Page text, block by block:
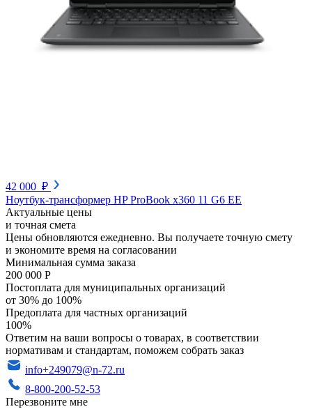
42 000 ₽
Ноутбук-трансформер HP ProBook x360 11 G6 EE
Актуальные цены
и точная смета
Цены обновляются ежедневно. Вы получаете точную смету
и экономите время на согласовании
Минимальная сумма заказа
200 000 Р
Постоплата для муниципальных организаций
от 30% до 100%
Предоплата для частных организаций
100%
Ответим на ваши вопросы о товарах, в соответствии
нормативам и стандартам, поможем собрать заказ
info+249079@n-72.ru
8-800-200-52-53
Перезвоните мне